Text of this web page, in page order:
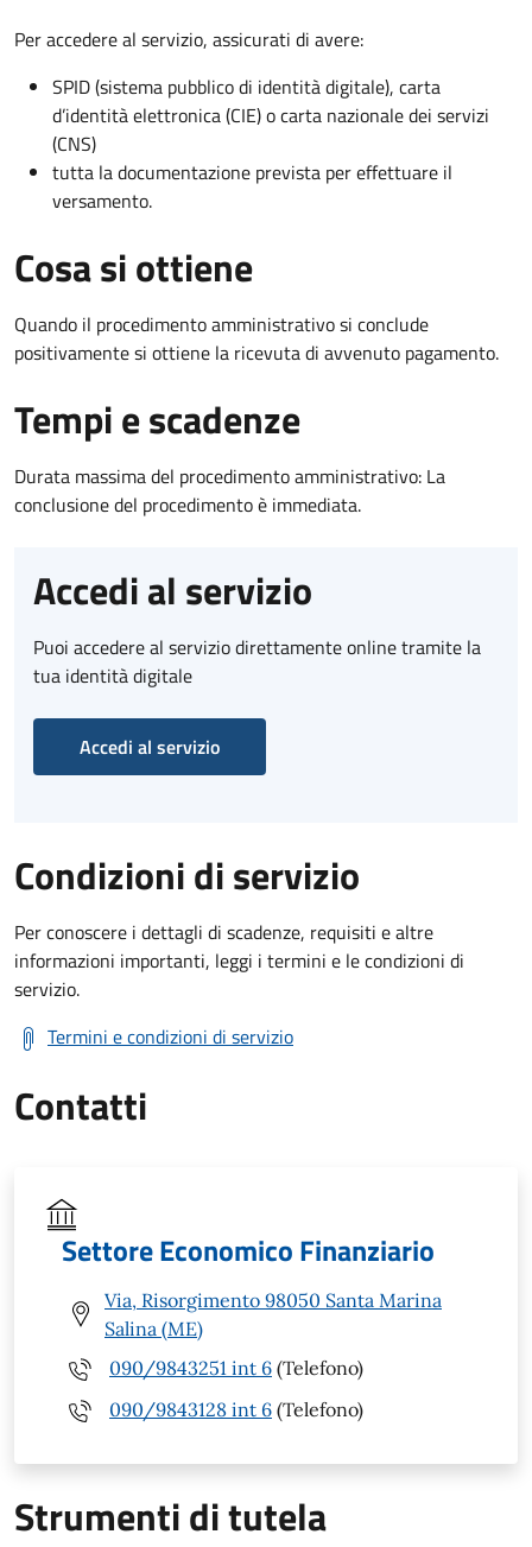
Per accedere al servizio, assicurati di avere:
SPID (sistema pubblico di identità digitale), carta
d’identità elettronica (CIE) o carta nazionale dei servizi
(CNS)
tutta la documentazione prevista per effettuare il
versamento.
Cosa si ottiene
Quando il procedimento amministrativo si conclude
positivamente si ottiene la ricevuta di avvenuto pagamento.
Tempi e scadenze
Durata massima del procedimento amministrativo: La
conclusione del procedimento è immediata.
Accedi al servizio
Puoi accedere al servizio direttamente online tramite la
tua identità digitale
Accedi al servizio
Condizioni di servizio
Per conoscere i dettagli di scadenze, requisiti e altre
informazioni importanti, leggi i termini e le condizioni di
servizio.
Termini e condizioni di servizio
Contatti
Settore Economico Finanziario
Via, Risorgimento 98050 Santa Marina
Salina (ME)
090/9843251 int 6 (Telefono)
090/9843128 int 6 (Telefono)
Strumenti di tutela